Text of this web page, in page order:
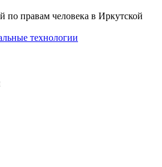
по правам человека в Иркутской
технологии